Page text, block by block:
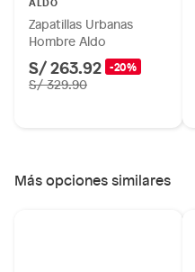
Zapatillas Urbanas
Hombre Aldo
S/ 263.92 -20%
S/ 329.90
Más opciones similares